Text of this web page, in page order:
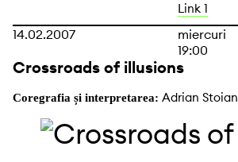
Link 1
14.02.2007
miercuri
19:00
Crossroads of illusions
Coregrafia și interpretarea: Adrian Stoian